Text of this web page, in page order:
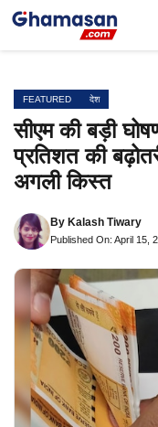
Skip
FEATURED देश
सीएम की बड़ी
प्रतिशत की
अगली किस्त
By Kalash Tiwary
Published On: April 15,